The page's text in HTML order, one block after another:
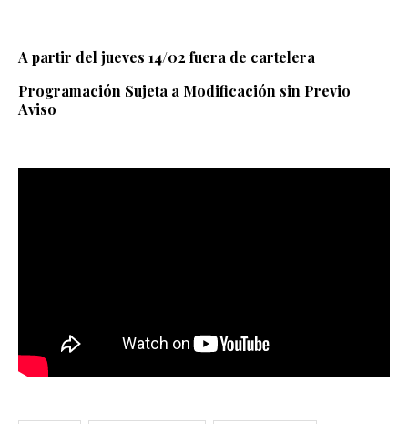
A partir del jueves 14/02 fuera de cartelera
Programación Sujeta a Modificación sin Previo
Aviso